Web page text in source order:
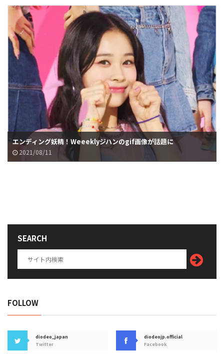
エンディング妖精！Weeeklyジハンのgif画像が話題に
2021/08/11
SEARCH
FOLLOW
diodeo_japan
Twitter
diodeojp.official
Facebook